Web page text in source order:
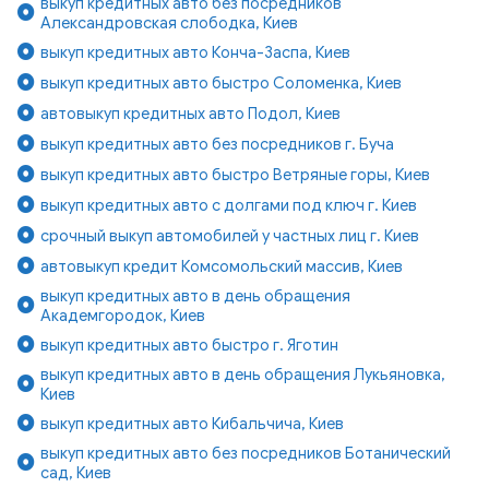
Александровская слободка, Киев
выкуп кредитных авто Конча-Заспа, Киев
выкуп кредитных авто быстро Соломенка, Киев
автовыкуп кредитных авто Подол, Киев
выкуп кредитных авто без посредников г. Буча
выкуп кредитных авто быстро Ветряные горы, Киев
выкуп кредитных авто с долгами под ключ г. Киев
срочный выкуп автомобилей у частных лиц г. Киев
автовыкуп кредит Комсомольский массив, Киев
выкуп кредитных авто в день обращения
Академгородок, Киев
выкуп кредитных авто быстро г. Яготин
выкуп кредитных авто в день обращения Лукьяновка,
Киев
выкуп кредитных авто Кибальчича, Киев
выкуп кредитных авто без посредников Ботанический
сад, Киев